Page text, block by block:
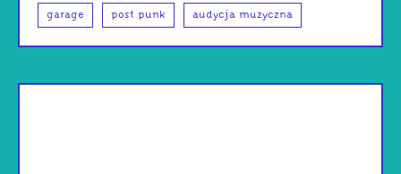
garage post punk audycja muzyczna